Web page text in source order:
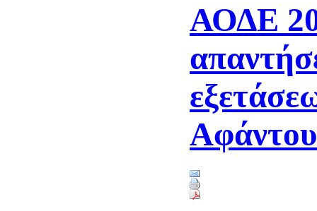
ΑΟΔΕ
Αφάντου